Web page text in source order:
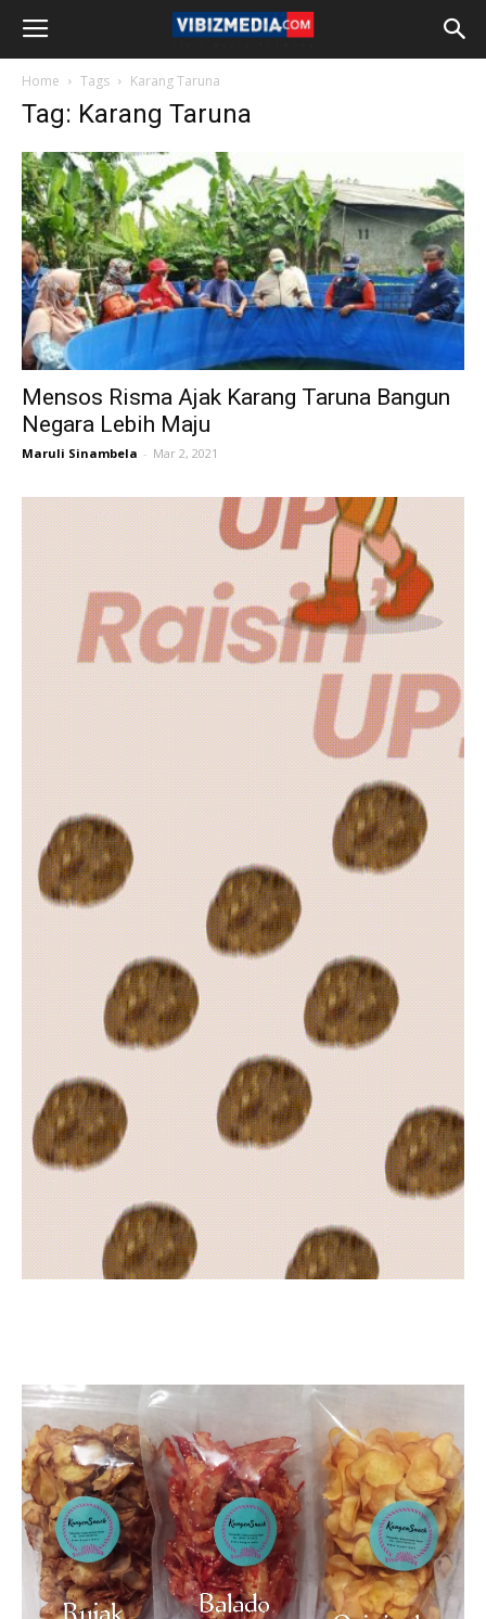
Home Tags Karang Taruna
Tag: Karang Taruna
Mensos Risma Ajak Karang Taruna Bangun
Negara Lebih Maju
Maruli Sinambela - Mar 2, 2021